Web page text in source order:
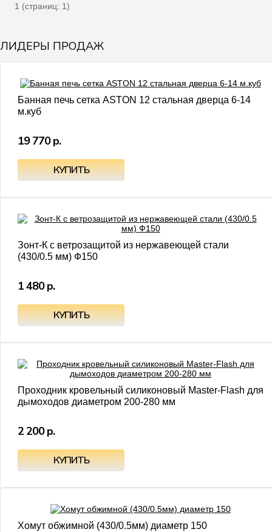
1 (страниц: 1)
ЛИДЕРЫ ПРОДАЖ
Банная печь сетка ASTON 12 стальная дверца 6-14
м.куб
19 770 р.
Зонт-К с ветрозащитой из нержавеющей стали
(430/0.5 мм) Ф150
1 480 р.
Проходник кровельный силиконовый Master-Flash для
дымоходов диаметром 200-280 мм
2 200 р.
Хомут обжимной (430/0.5мм) диаметр 150